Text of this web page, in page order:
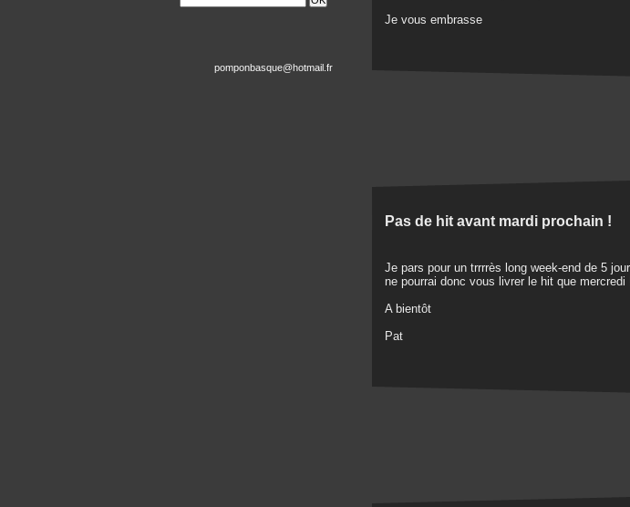
pomponbasque@hotmail.fr
Je vous embrasse
Pas de hit avant mardi prochain !
Je pars pour un trrrrès long week-end de 5
ne pourrai donc vous livrer le hit que
A bientôt
Pat